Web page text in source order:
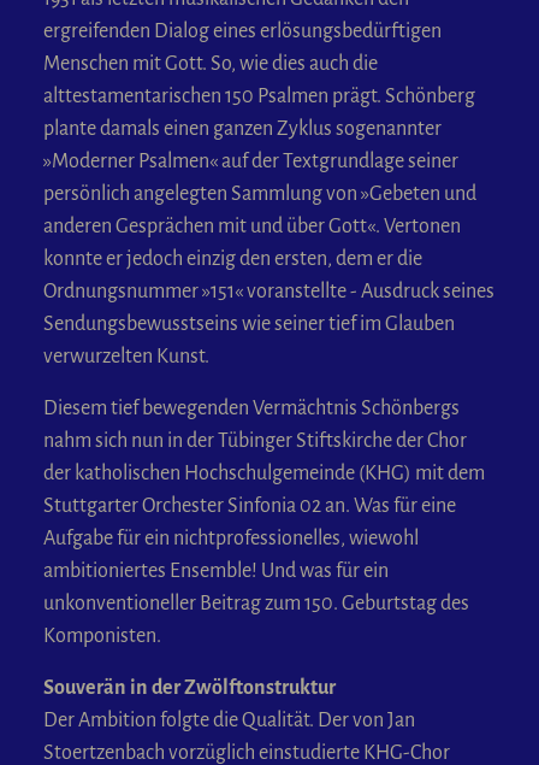
ergreifenden Dialog eines erlösungsbedürftigen
Menschen mit Gott. So, wie dies auch die
alttestamentarischen 150 Psalmen prägt. Schönberg
plante damals einen ganzen Zyklus sogenannter
»Moderner Psalmen« auf der Textgrundlage seiner
persönlich angelegten Sammlung von »Gebeten und
anderen Gesprächen mit und über Gott«. Vertonen
konnte er jedoch einzig den ersten, dem er die
Ordnungsnummer »151« voranstellte - Ausdruck seines
Sendungsbewusstseins wie seiner tief im Glauben
verwurzelten Kunst.
Diesem tief bewegenden Vermächtnis Schönbergs
nahm sich nun in der Tübinger Stiftskirche der Chor
der katholischen Hochschulgemeinde (KHG) mit dem
Stuttgarter Orchester Sinfonia 02 an. Was für eine
Aufgabe für ein nichtprofessionelles, wiewohl
ambitioniertes Ensemble! Und was für ein
unkonventioneller Beitrag zum 150. Geburtstag des
Komponisten.
Souverän in der Zwölftonstruktur
Der Ambition folgte die Qualität. Der von Jan
Stoertzenbach vorzüglich einstudierte KHG-Chor